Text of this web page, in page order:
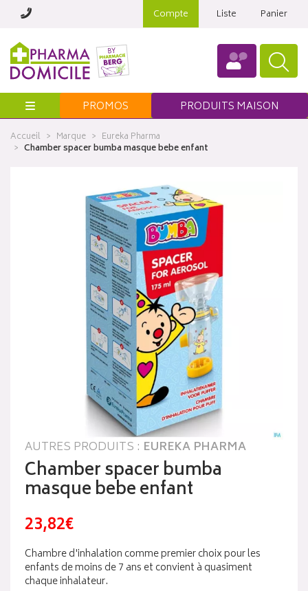
Compte Liste Panier
Menu PROMOS PRODUITS MAISON
Accueil Marque
Eureka Pharma
Chamber spacer bumba masque bebe enfant
AUTRES PRODUITS : EUREKA PHARMA
Chamber spacer bumba
masque bebe enfant
23,82€
Chambre d'inhalation comme premier choix pour les
enfants de moins de 7 ans et convient à quasiment
chaque inhalateur.